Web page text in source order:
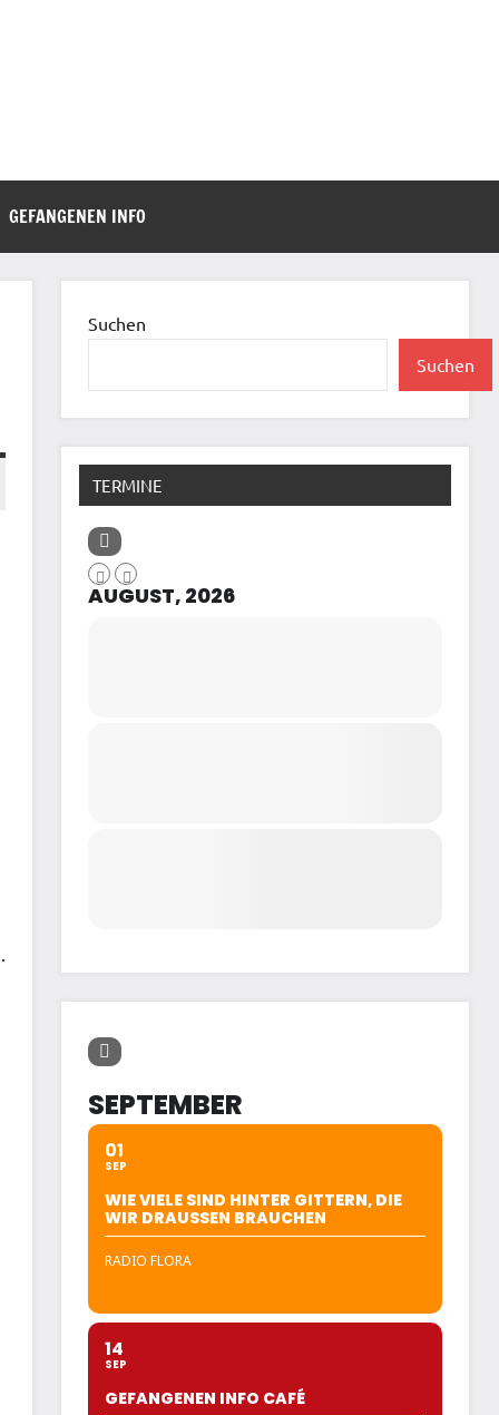
GEFANGENEN INFO
Suchen
Suchen
TERMINE
AUGUST, 2026
SEPTEMBER
01
SEP
WIE VIELE SIND HINTER GITTERN, DIE
WIR DRAUSSEN BRAUCHEN
RADIO FLORA
14
SEP
GEFANGENEN INFO CAFÉ